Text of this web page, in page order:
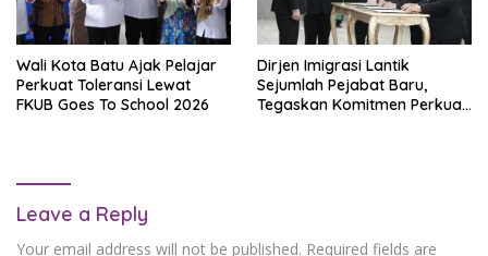
Wali Kota Batu Ajak Pelajar
Perkuat Toleransi Lewat
FKUB Goes To School 2026
Dirjen Imigrasi Lantik
Sejumlah Pejabat Baru,
Tegaskan Komitmen Perkuat
Leave a Reply
Your email address will not be published. Required fields are